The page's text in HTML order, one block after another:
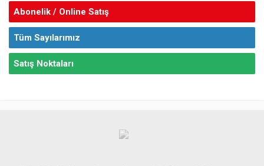
Abonelik / Online Satış
Tüm Sayılarımız
Satış Noktaları